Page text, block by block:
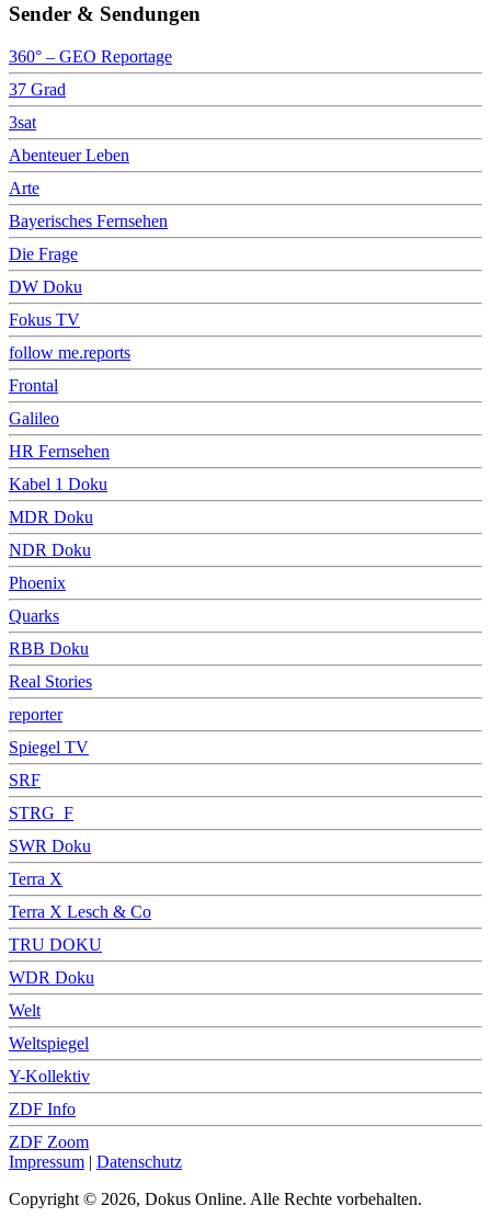
Sender & Sendungen
360° – GEO Reportage
37 Grad
3sat
Abenteuer Leben
Arte
Bayerisches Fernsehen
Die Frage
DW Doku
Fokus TV
follow me.reports
Frontal
Galileo
HR Fernsehen
Kabel 1 Doku
MDR Doku
NDR Doku
Phoenix
Quarks
RBB Doku
Real Stories
reporter
Spiegel TV
SRF
STRG_F
SWR Doku
Terra X
Terra X Lesch & Co
TRU DOKU
WDR Doku
Welt
Weltspiegel
Y-Kollektiv
ZDF Info
ZDF Zoom
Impressum | Datenschutz
Copyright © 2026, Dokus Online. Alle Rechte vorbehalten.